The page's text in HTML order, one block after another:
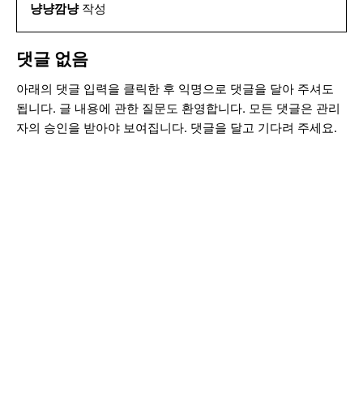
냥냥깜냥작성
댓글 없음
아래의 댓글 입력을 클릭한 후 익명으로 댓글을 달아 주셔도
됩니다. 글 내용에 관한 질문도 환영합니다. 모든 댓글은 관리
자의 승인을 받아야 보여집니다. 댓글을 달고 기다려 주세요.